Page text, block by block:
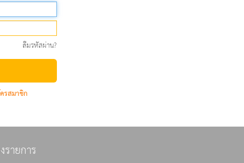
ลืมรหัสผ่าน?
รสมาชิก
รายการ